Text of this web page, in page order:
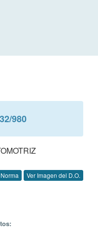
980
Ver Imagen del D.O.